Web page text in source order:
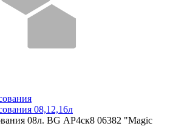
08,12,16л
08л. BG АР4ск8 06382 "Magic